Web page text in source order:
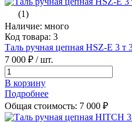
(1)
Наличие: много
Код товара: 3
Таль ручная цепная HSZ-E 3 т
7 000 ₽ / шт.
В корзину
Подробнее
Общая стоимость: 7 000 ₽